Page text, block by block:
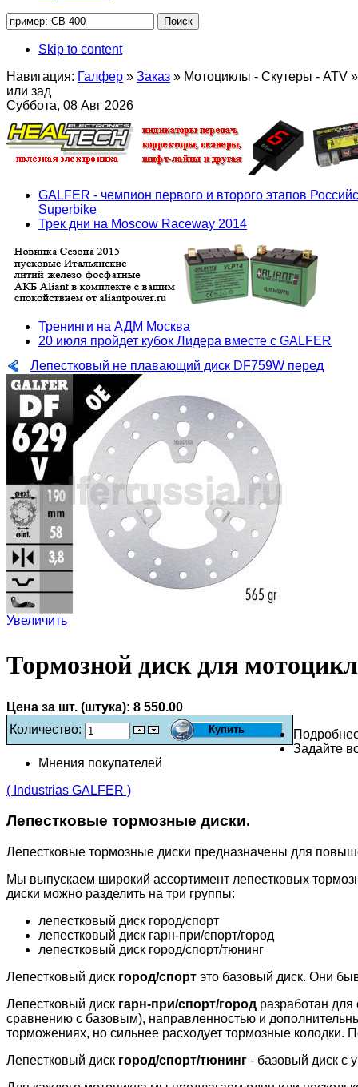
Skip to content
Навигация: Галфер » Заказ » Мотоциклы - Скутеры - ATV »
или зад
Суббота, 08 Авг 2026
GALFER - чемпион первого и второго этапов
Superbike
Трек дни на Moscow Raceway 2014
Тренинги на АДМ Москва
20 июля пройдет кубок Лидера вместе с GALFER
Лепестковый не плавающий диск DF759W перед
Увеличить
Тормозной диск для
Цена за шт. (штука): 8 550.00
Количество:
Задайте
Мнения покупателей
( Industrias GALFER )
Лепестковые тормозные диски.
Лепестковые тормозные диски предназначены для
Мы выпускаем широкий ассортимент лепестковых
диски можно разделить на три группы:
лепестковый диск город/спорт
лепестковый диск гарн-при/спорт/город
лепестковый диск город/спорт/тюнинг
Лепестковый диск город/спорт это базовый диск. Они
Лепестковый диск гарн-при/спорт/город разработан
сравнению с базовым), направленностью и
торможениях, но сильнее расходует тормозные колодки.
Лепестковый диск город/спорт/тюнинг - базовый диск с